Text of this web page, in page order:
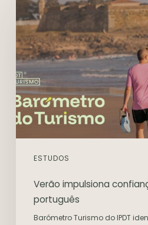
ESTUDOS
Verão impulsiona
português
Barómetro Turismo do IPDT